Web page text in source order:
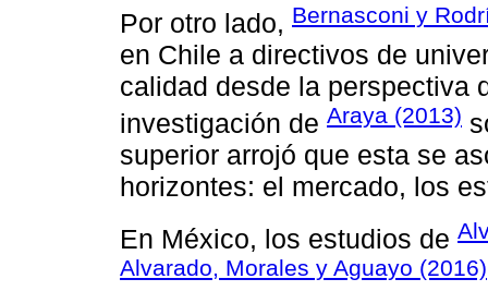
Por otro lado, Bernasconi y
en Chile a directivos de
calidad desde la perspectiva
investigación de Araya (2013)
superior arrojó que esta se
horizontes: el mercado, los
En México, los estudios de
Alvarado, Morales y Aguayo (2016)